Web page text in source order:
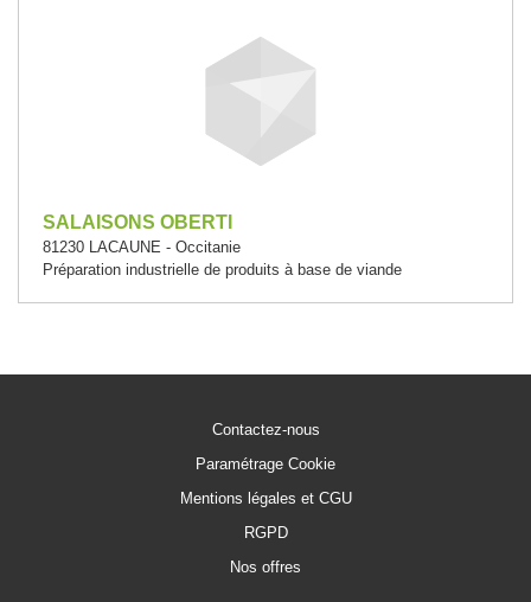
SALAISONS OBERTI
81230 LACAUNE - Occitanie
Préparation industrielle de produits à base de viande
Contactez-nous
Paramétrage Cookie
Mentions légales et CGU
RGPD
Nos offres